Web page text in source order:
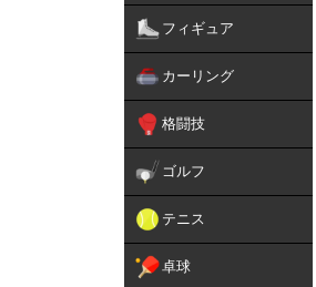
フィギュア
カーリング
格闘技
ゴルフ
テニス
卓球